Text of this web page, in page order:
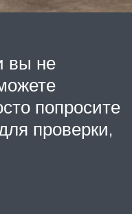
вы не
попросите
проверки,